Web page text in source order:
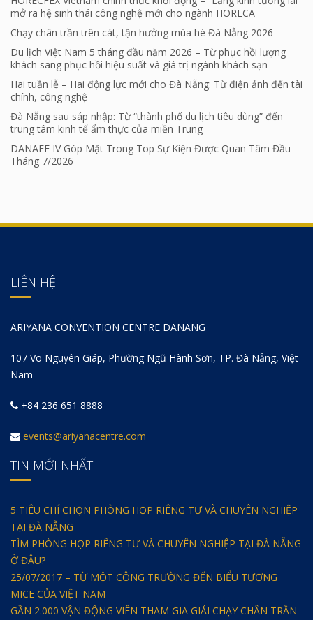
mở ra hệ sinh thái công nghệ mới cho ngành HORECA
Chạy chân trần trên cát, tận hưởng mùa hè Đà Nẵng 2026
Du lịch Việt Nam 5 tháng đầu năm 2026 – Từ phục hồi lượng
khách sang phục hồi hiệu suất và giá trị ngành khách sạn
Hai tuần lễ – Hai động lực mới cho Đà Nẵng: Từ điện ảnh đến tài
chính, công nghệ
Đà Nẵng sau sáp nhập: Từ “thành phố du lịch tiêu dùng” đến
trung tâm kinh tế ẩm thực của miền Trung
DANAFF IV Góp Mặt Trong Top Sự Kiện Được Quan Tâm Đầu
Tháng 7/2026
LIÊN HỆ
ARIYANA CONVENTION CENTRE DANANG
107 Võ Nguyên Giáp, Phường Ngũ Hành Sơn, TP. Đà Nẵng, Việt
Nam
+84 236 651 8888
events@ariyanacentre.com
TIN MỚI NHẤT
5 TIÊU CHÍ CHỌN PHÒNG HỌP RIÊNG TƯ VÀ CHUYÊN NGHIỆP
TẠI ĐÀ NẴNG
TÌM PHÒNG HỌP RIÊNG TƯ VÀ CHUYÊN NGHIỆP TẠI ĐÀ NẴNG
Ở ĐÂU?
25/07/2017 – TỪ MỘT CÔNG TRƯỜNG ĐẾN BIỂU TƯỢNG
MICE CỦA VIỆT NAM
GẦN 2.000 VẬN ĐỘNG VIÊN THAM GIA GIẢI CHẠY CHÂN TRẦN